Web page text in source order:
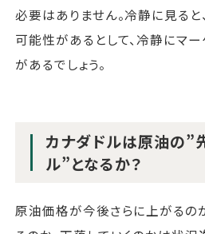
必要はありません。冷静に見る
可能性があるとして、冷静にマ
があるでしょう。
カナダドルは原油の”
ル”となるか？
原油価格が今後さらに上がるの